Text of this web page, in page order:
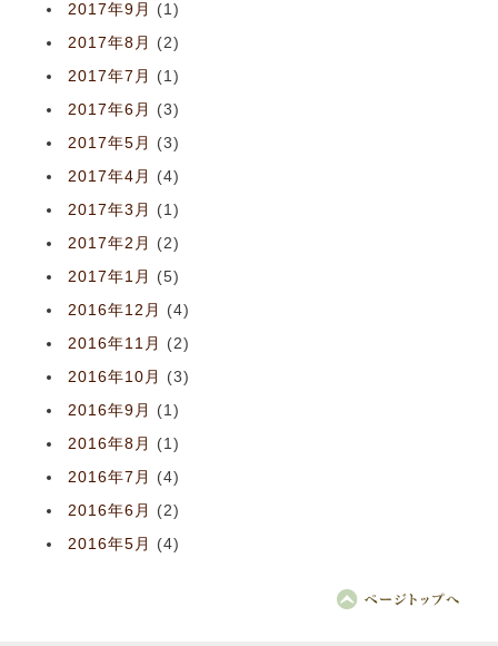
2017年9月
(1)
2017年8月
(2)
2017年7月
(1)
2017年6月
(3)
2017年5月
(3)
2017年4月
(4)
2017年3月
(1)
2017年2月
(2)
2017年1月
(5)
2016年12月
(4)
2016年11月
(2)
2016年10月
(3)
2016年9月
(1)
2016年8月
(1)
2016年7月
(4)
2016年6月
(2)
2016年5月
(4)